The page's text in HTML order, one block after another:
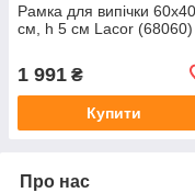
Рамка для випічки 60х40
см, h 5 см Lacor (68060)
1 991 ₴
Купити
Про нас